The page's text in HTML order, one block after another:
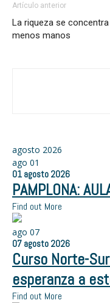
Artículo anterior
La riqueza se concentra
menos manos
agosto 2026
ago 01
01 agosto 2026
PAMPLONA:
Find out More
ago 07
07 agosto 2026
Curso Norte-
esperanza a
Find out More